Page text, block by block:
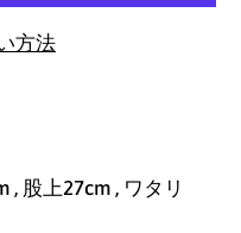
方法
, 股上27cm , ワタリ